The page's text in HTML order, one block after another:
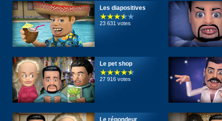
Les diapositives
23 631 votes
Le pet shop
27 916 votes
Le répondeur